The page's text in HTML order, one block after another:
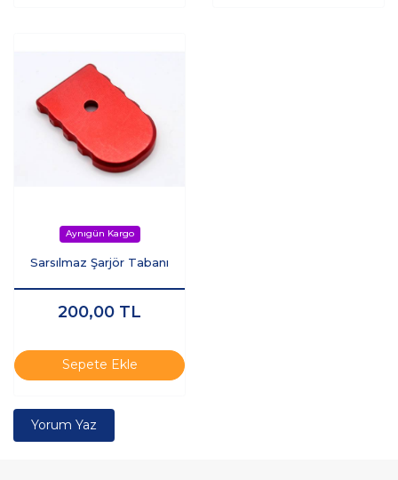
Sarsılmaz Şarjör Tabanı
200,00 TL
Sepete Ekle
Yorum Yaz